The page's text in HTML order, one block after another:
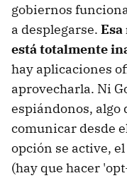
gobiernos
a desplegarse.
está totalmente
hay aplicaciones
aprovecharla. Ni
espiándonos, algo
comunicar desde
opción se active,
(hay que hacer